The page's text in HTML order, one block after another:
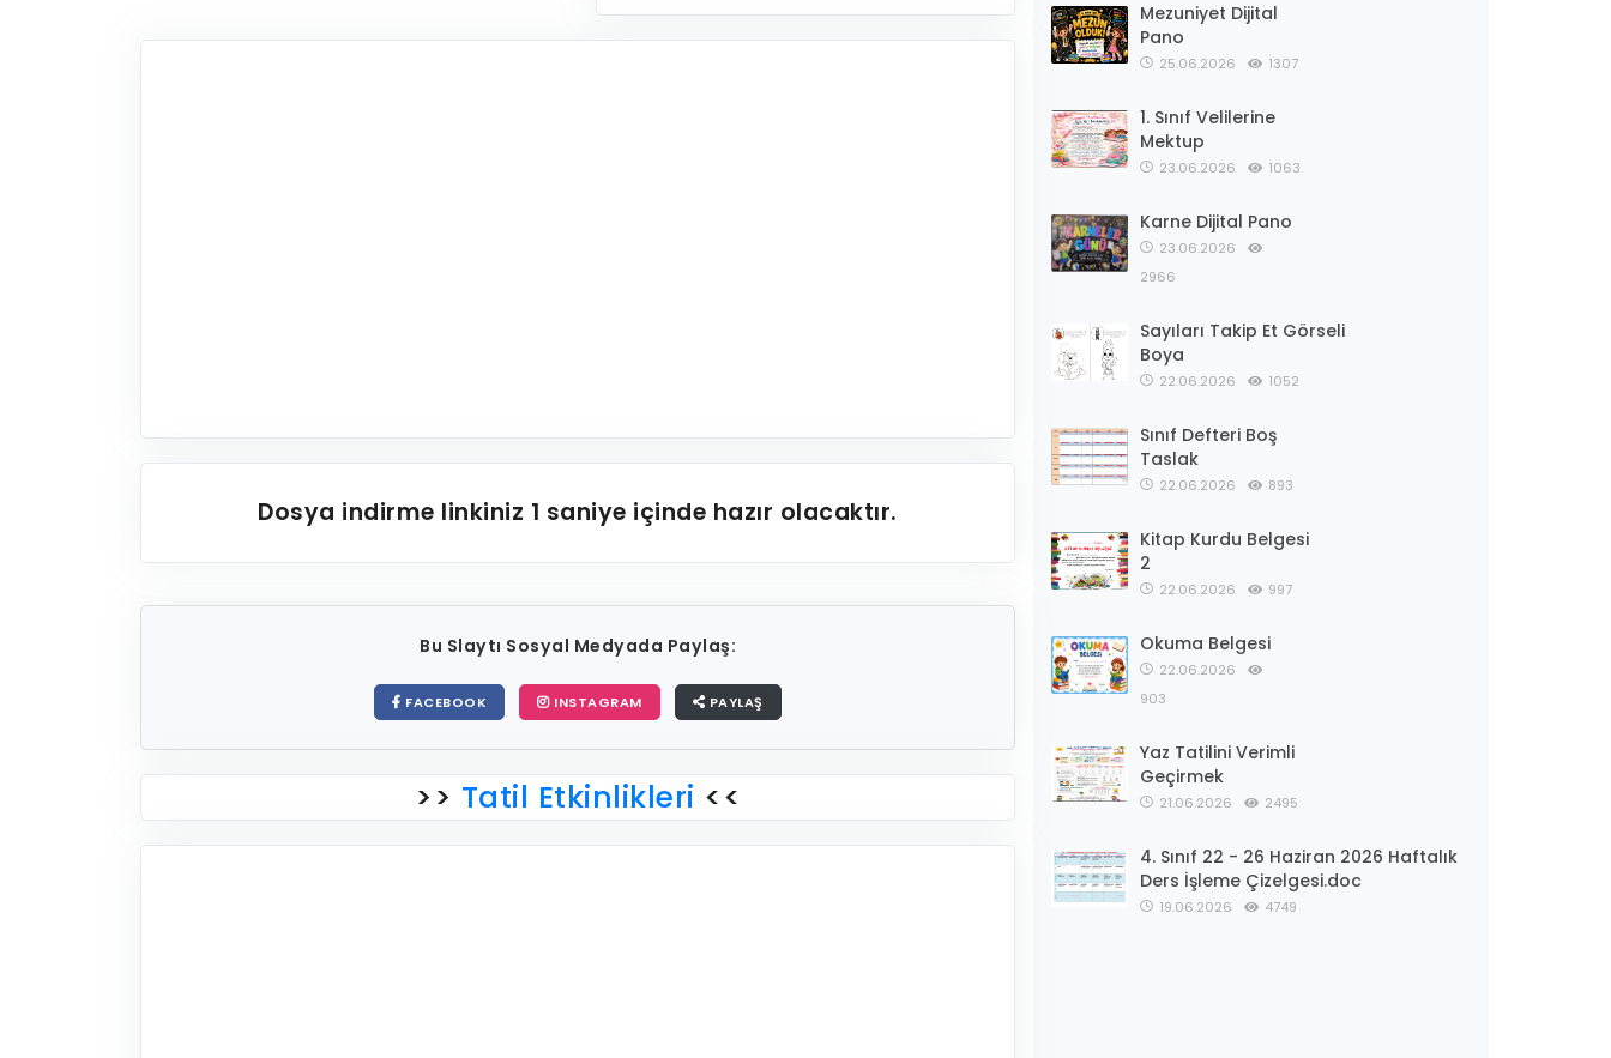
Dosya indirme linkiniz 1 saniye içinde hazır olacaktır.
Bu Slaytı Sosyal Medyada Paylaş:
FACEBOOK INSTAGRAM PAYLAŞ
>> Tatil Etkinlikleri <<
Mezuniyet Dijital
Pano
25.06.2026 1307
1. Sınıf Velilerine
Mektup
23.06.2026 1063
Karne Dijital Pano
23.06.2026
2966
Sayıları Takip Et Görseli
Boya
22.06.2026 1052
Sınıf Defteri Boş
Taslak
22.06.2026 893
Kitap Kurdu Belgesi
2
22.06.2026 997
Okuma Belgesi
22.06.2026
903
Yaz Tatilini Verimli
Geçirmek
21.06.2026 2495
4. Sınıf 22 - 26 Haziran 2026 Haftalık
Ders İşleme Çizelgesi.doc
19.06.2026 4749